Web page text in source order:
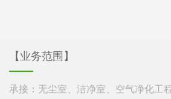
【业务范围】
承接：无尘室、洁净室、空气净化工